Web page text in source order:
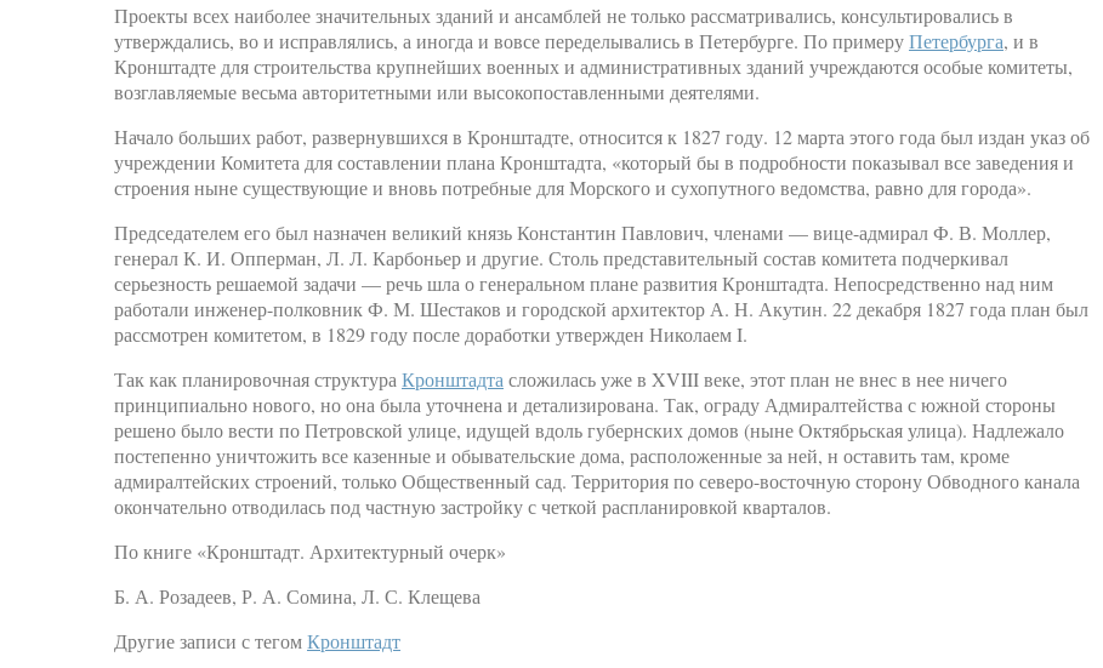
Проекты всех наиболее значительных зданий и ансамблей не только рассматривались, консультировались в
утверждались, во и исправлялись, а иногда и вовсе переделывались в Петербурге. По примеруПетербурга, и в
Кронштадте для строительства крупнейших военных и административных зданий учреждаются особые комитеты,
возглавляемые весьма авторитетными или высокопоставленными деятелями.
Начало больших работ, развернувшихся в Кронштадте, относится к 1827 году. 12 марта этого года был издан указ об
учреждении Комитета для составлении плана Кронштадта, «который бы в подробности показывал все заведения и
строения ныне существующие и вновь потребные для Морского и сухопутного ведомства, равно для города».
Председателем его был назначен великий князь Константин Павлович, членами — вице-адмирал Ф. В. Моллер,
генерал К. И. Опперман, Л. Л. Карбоньер и другие. Столь представительный состав комитета подчеркивал
серьезность решаемой задачи — речь шла о генеральном плане развития Кронштадта. Непосредственно над ним
работали инженер-полковник Ф. М. Шестаков и городской архитектор А. Н. Акутин. 22 декабря 1827 года план был
рассмотрен комитетом, в 1829 году после доработки утвержден Николаем I.
Так как планировочная структура Кронштадта сложилась уже в XVIII веке, этот план не внес в нее ничего
принципиально нового, но она была уточнена и детализирована. Так, ограду Адмиралтейства с южной стороны
решено было вести по Петровской улице, идущей вдоль губернских домов (ныне Октябрьская улица). Надлежало
постепенно уничтожить все казенные и обывательские дома, расположенные за ней, н оставить там, кроме
адмиралтейских строений, только Общественный сад. Территория по северо-восточную сторону Обводного канала
окончательно отводилась под частную застройку с четкой распланировкой кварталов.
По книге «Кронштадт. Архитектурный очерк»
Б. А. Розадеев, Р. А. Сомина, Л. С. Клещева
Другие записи с тегомКронштадт